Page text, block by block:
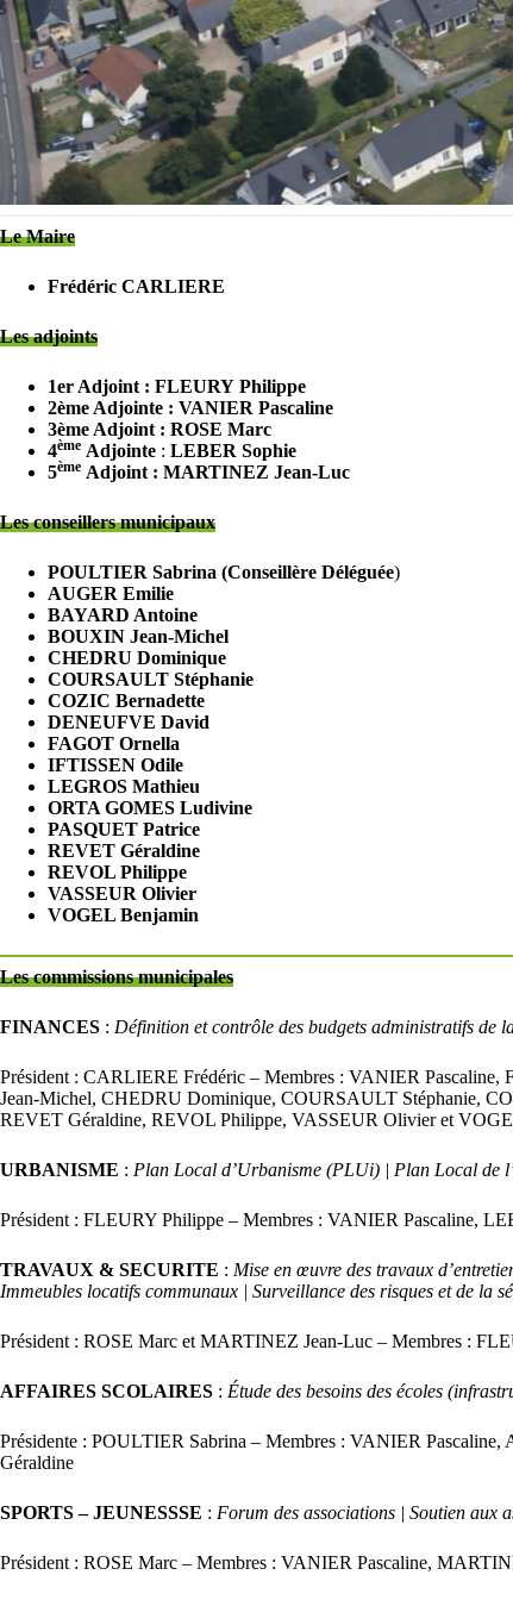
Le Maire
Frédéric CARLIERE
Les adjoints
1er Adjoint : FLEURY Philippe
2ème Adjointe : VANIER Pascaline
3ème Adjoint : ROSE Marc
4ème Adjointe : LEBER Sophie
5ème Adjoint : MARTINEZ Jean-Luc
Les conseillers municipaux
POULTIER Sabrina (Conseillère Déléguée)
AUGER Emilie
BAYARD Antoine
BOUXIN Jean-Michel
CHEDRU Dominique
COURSAULT Stéphanie
COZIC Bernadette
DENEUFVE David
FAGOT Ornella
IFTISSEN Odile
LEGROS Mathieu
ORTA GOMES Ludivine
PASQUET Patrice
REVET Géraldine
REVOL Philippe
VASSEUR Olivier
VOGEL Benjamin
Les commissions municipales
FINANCES : Définition et contrôle des budgets administratifs de
Président : CARLIERE Frédéric – Membres : VANIER
Jean-Michel, CHEDRU Dominique, COURSAULT Stéphanie,
REVET Géraldine, REVOL Philippe, VASSEUR Olivier et
URBANISME : Plan Local d’Urbanisme (PLUi) | Plan Local de
Président : FLEURY Philippe – Membres : VANIER Pascaline,
TRAVAUX & SECURITE : Mise en œuvre des travaux
Immeubles locatifs communaux | Surveillance des risques et de
Président : ROSE Marc et MARTINEZ Jean-Luc – Membres :
AFFAIRES SCOLAIRES : Étude des besoins des écoles
Présidente : POULTIER Sabrina – Membres : VANIER
Géraldine
SPORTS – JEUNESSSE : Forum des associations | Soutien aux
Président : ROSE Marc – Membres : VANIER Pascaline,